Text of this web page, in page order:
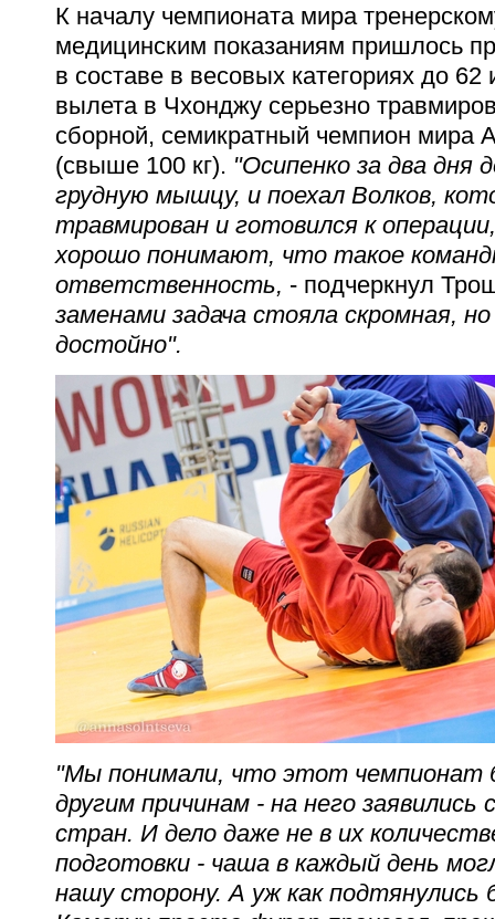
К началу чемпионата мира
медицинским показаниям пришлось
в составе в весовых категориях до 62
вылета в Чхонджу серьезно
сборной, семикратный чемпион мира
(свыше 100 кг). "Осипенко за два дня
грудную мышцу, и поехал Волков,
травмирован и готовился к
хорошо понимают, что такое
ответственность, - подчеркнул
заменами задача стояла скромная,
достойно".
"Мы понимали, что этот чемпионат
другим причинам - на него
стран. И дело даже не в их
подготовки - чаша в каждый день
нашу сторону. А уж как